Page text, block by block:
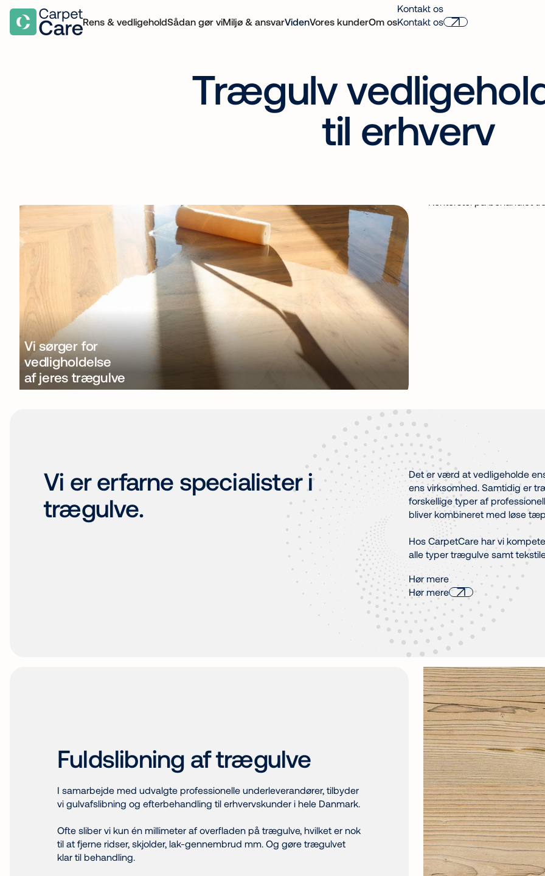
Rens & vedligeholdSådan gør viMiljø & ansvarVidenVores kunderOm os
Kontakt os
Kontakt os
Trægulv
til erhverv
Vi sørger for
vedligholdelse
af jeres trægulve
Vi er erfarne specialister i
trægulve.
Det er værd at vedligeholde
ens virksomhed. Samtidig er
forskellige typer af
bliver kombineret med løse
Hos CarpetCare har vi
alle typer trægulve samt
Hør mere
Hør mere
Fuldslibning af trægulve
I samarbejde med udvalgte professionelle underleverandører, tilbyder
vi gulvafslibning og efterbehandling til erhvervskunder i hele Danmark.
Ofte sliber vi kun én millimeter af overfladen på trægulve, hvilket er nok
til at fjerne ridser, skjolder, lak-gennembrud mm. Og gøre trægulvet
klar til behandling.